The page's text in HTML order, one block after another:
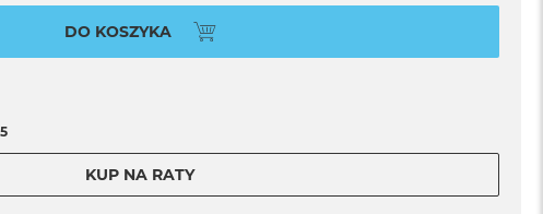
DO KOSZYKA
KUP NA RATY